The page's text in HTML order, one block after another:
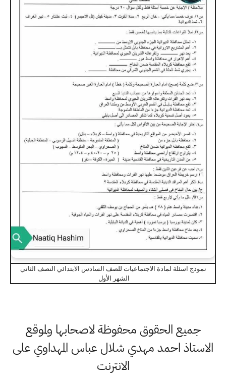
نموذج اسئلة لمادة الاجتماعيات للصف السادس الابتدائي النصف الثاني
الشهر الأول
جميع الحقوق محفوظة لاصحابها ولموقع
الاستاذ احمد مهدي شلال عباس المهداوي على
الانترنت